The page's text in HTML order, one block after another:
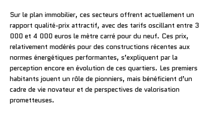
Sur le plan immobilier, ces secteurs offrent actuellement un
rapport qualité-prix attractif, avec des tarifs oscillant entre 3
000 et 4 000 euros le mètre carré pour du neuf. Ces prix,
relativement modérés pour des constructions récentes aux
normes énergétiques performantes, s’expliquent par la
perception encore en évolution de ces quartiers. Les premiers
habitants jouent un rôle de pionniers, mais bénéficient d’un
cadre de vie novateur et de perspectives de valorisation
prometteuses.